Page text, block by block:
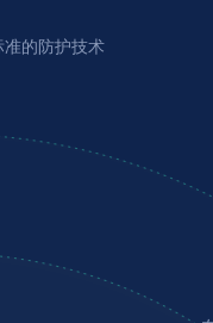
的防护技术